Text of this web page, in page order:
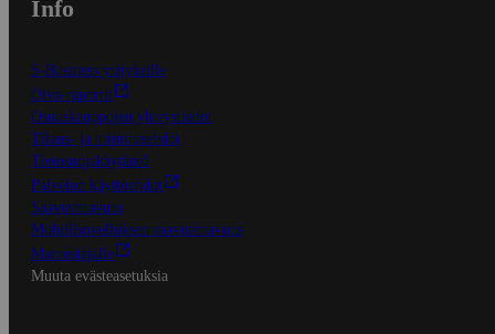
Info
S-Business yrityksille
Oiva-raportit
Osuuskauppojen yhteystiedot
Tilaus- ja toimitusehdot
Tietosuojakäytäntö
Palvelun käyttöehdot
Saavutettavuus
Mobiilisovelluksen saavutettavuus
Mainostajalle
Muuta evästeasetuksia